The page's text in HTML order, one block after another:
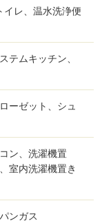
イレ、温水洗浄便
テムキッチン、
ーゼット、シュ
ン、洗濯機置
室内洗濯機置き
ンガス